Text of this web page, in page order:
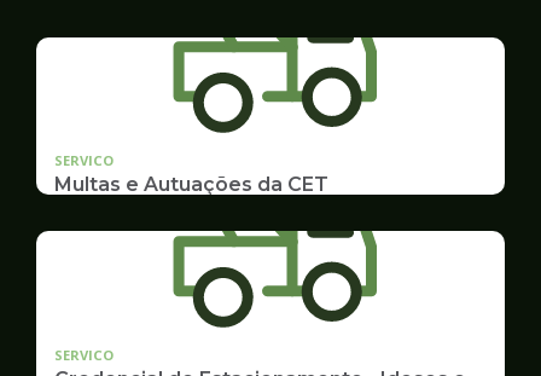
SERVICO
Multas e Autuações da CET
da CET desta semana
SERVICO